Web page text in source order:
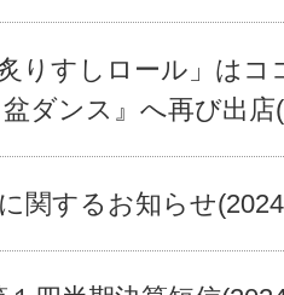
りすしロール」はコ
ダンス』へ再び出店
関するお知らせ